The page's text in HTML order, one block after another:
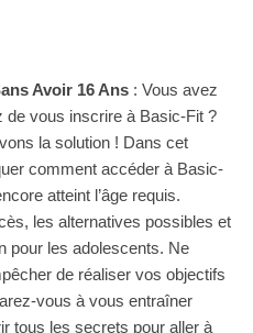
Avoir 16 Ans : Vous avez
de vous inscrire à Basic-Fit ?
la solution ! Dans cet
comment accéder à Basic-
atteint l’âge requis.
les alternatives possibles et
pour les adolescents. Ne
de réaliser vos objectifs
vous à vous entraîner
tous les secrets pour aller à